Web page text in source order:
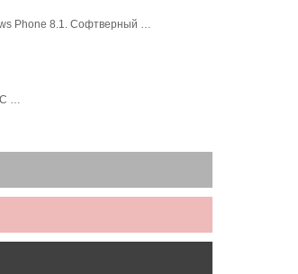
Phone 8.1. Софтверный …
…